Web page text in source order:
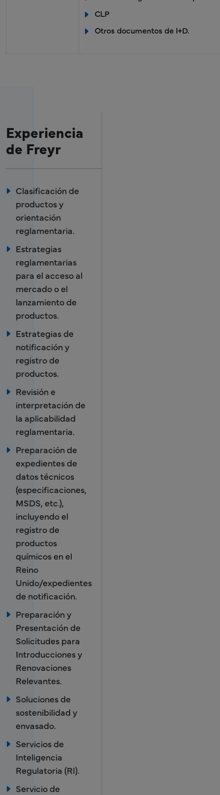
CLP
Otros documentos de I+D.
Experiencia
de Freyr
Clasificación de
productos y
orientación
reglamentaria.
Estrategias
reglamentarias
para el acceso al
mercado o el
lanzamiento de
productos.
Estrategias de
notificación y
registro de
productos.
Revisión e
interpretación de
la aplicabilidad
reglamentaria.
Preparación de
expedientes de
datos técnicos
(especificaciones,
MSDS, etc.),
incluyendo el
registro de
productos
químicos en el
Reino
Unido/expedientes
de notificación.
Preparación y
Presentación de
Solicitudes para
Introducciones y
Renovaciones
Relevantes.
Soluciones de
sostenibilidad y
envasado.
Servicios de
Inteligencia
Regulatoria (RI).
Servicio de